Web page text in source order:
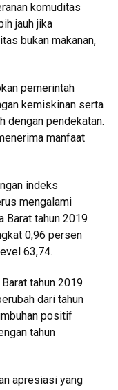
komuditas
jauh jika
bukan makanan,
pemerintah
kemiskinan serta
dengan pendekatan.
manfaat
indeks
mengalami
Barat tahun 2019
0,96 persen
63,74.
tahun 2019
dari tahun
positif
tahun
apresiasi yang